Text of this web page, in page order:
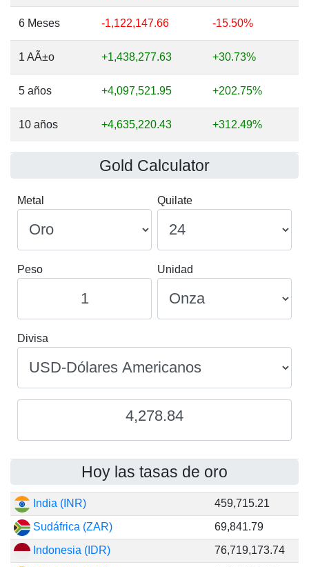
6 Meses -1,122,147.66 -15.50%
1 AÃ±o +1,438,277.63 +30.73%
5 años +4,097,521.95 +202.75%
10 años +4,635,220.43 +312.49%
Gold Calculator
Metal Quilate
Peso Unidad
Divisa
4,278.84
Hoy las tasas de oro
India (INR)
459,715.21
Sudáfrica (ZAR)
69,841.79
Indonesia (IDR)
76,719,173.74